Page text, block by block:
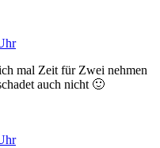
mal Zeit für Zwei nehmen
auch nicht 🙂